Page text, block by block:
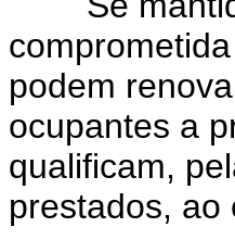
podem
ocupantes a
qualificam,
prestados, ao